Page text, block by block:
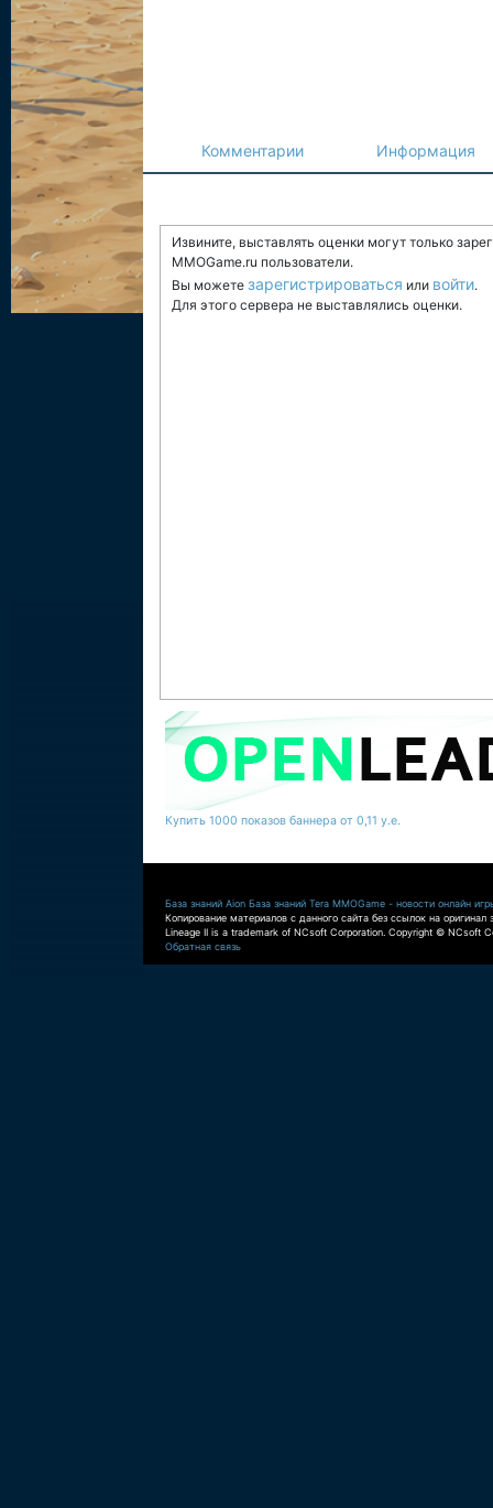
Комментарии Информация
Извините, выставлять оценки могут только
MMOGame.ru пользователи.
Вы можете зарегистрироваться или войти.
Для этого сервера не выставлялись оценки.
Купить 1000 показов баннера от 0,11 у.е.
База знаний Aion База знаний Tera MMOGame - новости онлайн
Копирование материалов с данного сайта без ссылок на оригинал
Lineage II is a trademark of NCsoft Corporation. Copyright © NCsoft
Обратная связь